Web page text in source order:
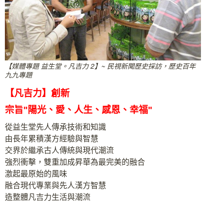
【媒體專題 益生堂。凡吉力 2】~ 民視新聞歷史採訪，歷史百年
九九專題
【凡吉力】創新
宗旨"陽光、愛、人生、感恩、幸福"
從益生堂先人傳承技術和知識
由長年累積漢方經驗與智慧
交界於繼承古人傳統與現代潮流
強烈衝擊，雙重加成昇華為最完美的融合
激起最原始的風味
融合現代專業與先人漢方智慧
造整體凡吉力生活與潮流